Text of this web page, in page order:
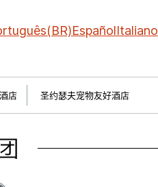
EspañolItaliano
店 圣约瑟夫宠物友好酒店